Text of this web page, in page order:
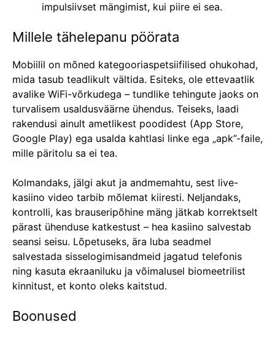
impulsiivset mängimist, kui piire ei sea.
Millele tähelepanu pöörata
Mobiilil on mõned kategooriaspetsiifilised ohukohad,
mida tasub teadlikult vältida. Esiteks, ole ettevaatlik
avalike WiFi-võrkudega – tundlike tehingute jaoks on
turvalisem usaldusväärne ühendus. Teiseks, laadi
rakendusi ainult ametlikest poodidest (App Store,
Google Play) ega usalda kahtlasi linke ega „apk”-faile,
mille päritolu sa ei tea.
Kolmandaks, jälgi akut ja andmemahtu, sest live-
kasiino video tarbib mõlemat kiiresti. Neljandaks,
kontrolli, kas brauseripõhine mäng jätkab korrektselt
pärast ühenduse katkestust – hea kasiino salvestab
seansi seisu. Lõpetuseks, ära luba seadmel
salvestada sisselogimisandmeid jagatud telefonis
ning kasuta ekraaniluku ja võimalusel biomeetrilist
kinnitust, et konto oleks kaitstud.
Boonused